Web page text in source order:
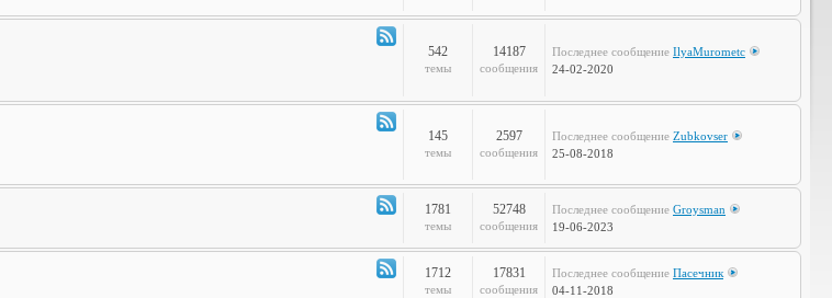
Канал542
темы
14187
сообщения
Последнее сообщение IlyaMurometc
24-02-2020
Кабинет
Профессора
145
темы
2597
сообщения
Последнее сообщение Zubkovser
25-08-2018
Канал
-
1781
темы
52748
сообщения
Последнее сообщение Groysman
19-06-2023
Канал
1712
темы
17831
сообщения
Последнее сообщение Пасечник
04-11-2018